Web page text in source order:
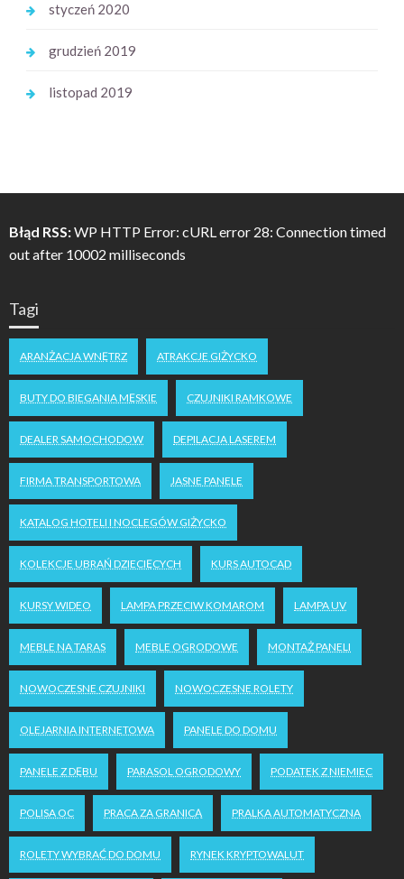
styczeń 2020
grudzień 2019
listopad 2019
Błąd RSS:WP HTTP Error: cURL error 28: Connection timed
out after 10002 milliseconds
Tagi
ARANŻACJA WNĘTRZ ATRAKCJE GIŻYCKO
BUTY DO BIEGANIA MĘSKIE CZUJNIKI RAMKOWE
DEALER SAMOCHODOW DEPILACJA LASEREM
FIRMA TRANSPORTOWA JASNE PANELE
KATALOG HOTELI I NOCLEGÓW GIŻYCKO
KOLEKCJE UBRAŃ DZIECIĘCYCH KURS AUTOCAD
KURSY WIDEO LAMPA PRZECIW KOMAROM LAMPA UV
MEBLE NA TARAS MEBLE OGRODOWE MONTAŻ PANELI
NOWOCZESNE CZUJNIKI NOWOCZESNE ROLETY
OLEJARNIA INTERNETOWA PANELE DO DOMU
PANELE Z DĘBU PARASOL OGRODOWY PODATEK Z NIEMIEC
POLISA OC PRACA ZA GRANICĄ PRALKA AUTOMATYCZNA
ROLETY WYBRAĆ DO DOMU RYNEK KRYPTOWALUT